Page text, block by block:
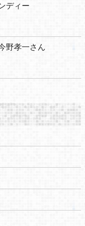
ディー
野孝一さん